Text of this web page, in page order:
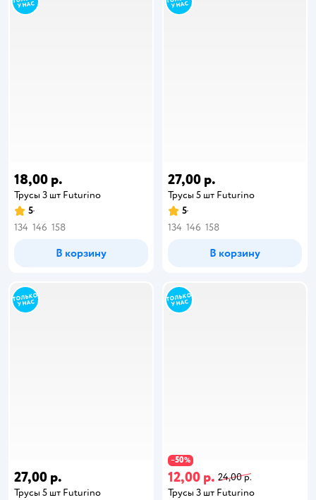
18,00 р.
Трусы 3 шт Futurino
5
134 146 158
В корзину
27,00 р.
Трусы 5 шт Futurino
5
134 146 158
В корзину
27,00 р.
Трусы 5 шт Futurino
−50%
12,00 р. 24,00 р.
Трусы 3 шт Futurino